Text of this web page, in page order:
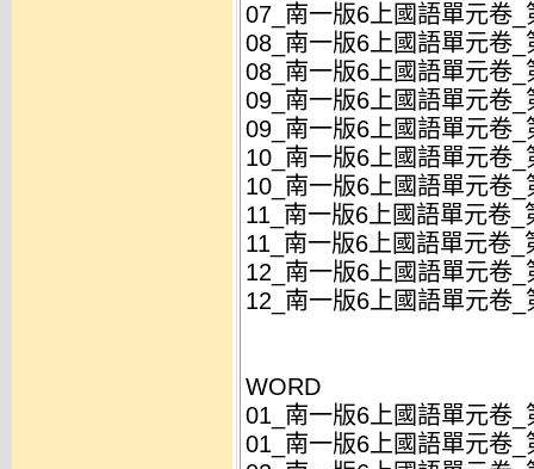
07_南一版6上國語單元卷
08_南一版6上國語單元卷
08_南一版6上國語單元卷
09_南一版6上國語單元卷
09_南一版6上國語單元卷
10_南一版6上國語單元卷
10_南一版6上國語單元卷
11_南一版6上國語單元卷
11_南一版6上國語單元卷
12_南一版6上國語單元卷
12_南一版6上國語單元卷
WORD
01_南一版6上國語單元卷
01_南一版6上國語單元卷